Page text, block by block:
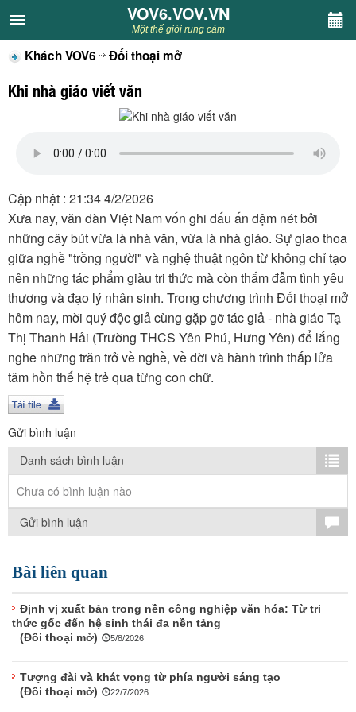
VOV6.VOV.VN
CHUYÊN MỤC
Khách VOV6
Sân khấu
Thiếu nhi
Kết nối VOV6
TÌM KIẾM
Vận hành bởi QI Corp
VOV6.VOV.VN
Một thế giới rung cảm
Khách VOV6 Đối thoại mở
Khi nhà giáo viết văn
Cập nhật : 21:34 4/2/2026
Xưa nay, văn đàn Việt Nam vốn ghi dấu ấn đậm nét bởi
những cây bút vừa là nhà văn, vừa là nhà giáo. Sự giao thoa
giữa nghề "trồng người" và nghệ thuật ngôn từ không chỉ tạo
nên những tác phẩm giàu tri thức mà còn thấm đẫm tình yêu
thương và đạo lý nhân sinh. Trong chương trình Đối thoại mở
hôm nay, mời quý độc giả cùng gặp gỡ tác giả - nhà giáo Tạ
Thị Thanh Hải (Trường THCS Yên Phú, Hưng Yên) để lắng
nghe những trăn trở về nghề, về đời và hành trình thắp lửa
tâm hồn thế hệ trẻ qua từng con chữ.
Gửi bình luận
Danh sách bình luận
Chưa có bình luận nào
Gửi bình luận
Bài liên quan
Định vị xuất bản trong nền công nghiệp văn hóa: Từ tri
thức gốc đến hệ sinh thái đa nền tảng
(Đối thoại mở)
5/8/2026
Tượng đài và khát vọng từ phía người sáng tạo
(Đối thoại mở)
22/7/2026